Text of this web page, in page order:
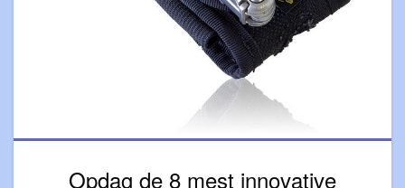
Opdag de 8 mest innovative